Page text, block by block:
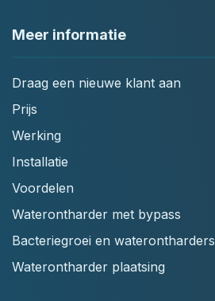
Meer informatie
Draag een nieuwe klant aan
Prijs
Werking
Installatie
Voordelen
Waterontharder met bypass
Bacteriegroei en waterontharders
Waterontharder plaatsing